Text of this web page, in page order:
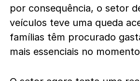
por consequência, o setor
veículos teve uma queda
famílias têm procurado
mais essenciais no